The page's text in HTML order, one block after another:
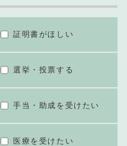
証明書がほしい
選挙・投票する
手当・助成を受けたい
医療を受けたい